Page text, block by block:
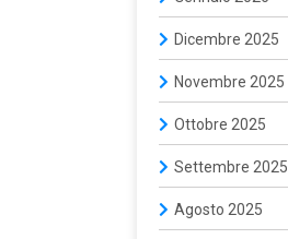
Dicembre 2025
Novembre 2025
Ottobre 2025
Settembre 2025
Agosto 2025